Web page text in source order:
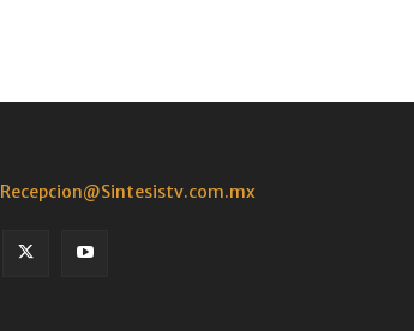
Recepcion@Sintesistv.com.mx